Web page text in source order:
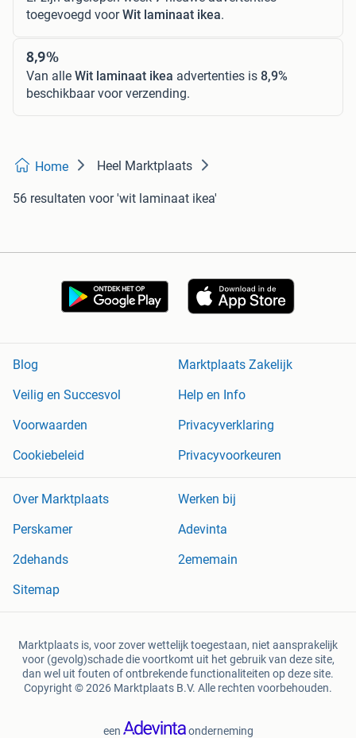
toegevoegd voorWit laminaat ikea.
8,9%
Van alle Wit laminaat ikea advertenties is 8,9%
beschikbaar voor verzending.
Home Heel Marktplaats
56 resultaten voor 'wit laminaat ikea'
Blog
Marktplaats Zakelijk
Veilig en Succesvol
Help en Info
Voorwaarden
Privacyverklaring
Cookiebeleid
Privacyvoorkeuren
Over Marktplaats
Werken bij
Perskamer
Adevinta
2dehands
2ememain
Sitemap
Marktplaats is, voor zover wettelijk toegestaan, niet aansprakelijk
voor (gevolg)schade die voortkomt uit het gebruik van deze site,
dan wel uit fouten of ontbrekende functionaliteiten op deze site.
Copyright © 2026 Marktplaats B.V. Alle rechten voorbehouden.
een onderneming